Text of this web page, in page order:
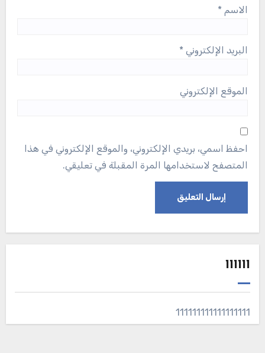
الاسم *
البريد الإلكتروني *
الموقع الإلكتروني
احفظ اسمي، بريدي الإلكتروني، والموقع الإلكتروني في هذا
المتصفح لاستخدامها المرة المقبلة في تعليقي.
111111
111111111111111111